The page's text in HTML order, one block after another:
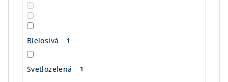
Bielosivá 1
Svetlozelená 1